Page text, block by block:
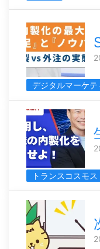
デジタルマーケテ
トランスコスモス